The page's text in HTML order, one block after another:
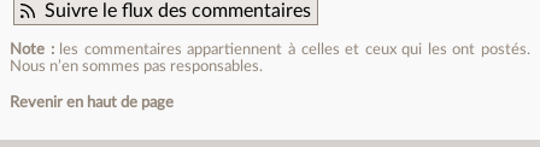
Suivre le flux des commentaires
Note :les commentaires appartiennent à celles et ceux qui les ont postés.
Nous n’en sommes pas responsables.
Revenir en haut de page